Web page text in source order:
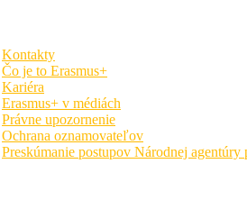
Kontakty
Čo je to Erasmus+
Kariéra
Erasmus+ v médiách
Právne upozornenie
Ochrana oznamovateľov
Preskúmanie postupov Národnej agentúry